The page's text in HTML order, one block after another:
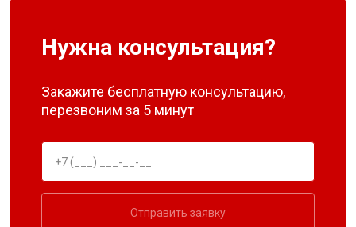
Нужна консультация?
Закажите бесплатную консультацию,
перезвоним за 5 минут
Отправить заявку